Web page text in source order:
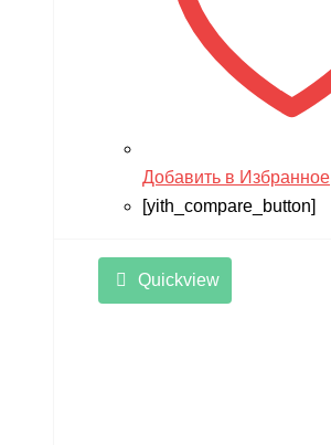
Добавить в Избранное
[yith_compare_button]
Quickview